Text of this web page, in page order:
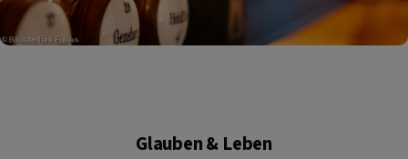
Glauben & Leben